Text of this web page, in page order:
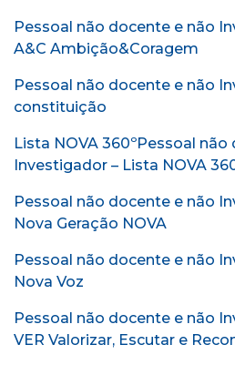
Pessoal não docente e não
A&C Ambição&Coragem
Pessoal não docente e não
constituição
Lista NOVA 360ºPessoal não
Investigador – Lista NOVA
Pessoal não docente e não
Nova Geração NOVA
Pessoal não docente e não
Nova Voz
Pessoal não docente e não
VER Valorizar, Escutar e